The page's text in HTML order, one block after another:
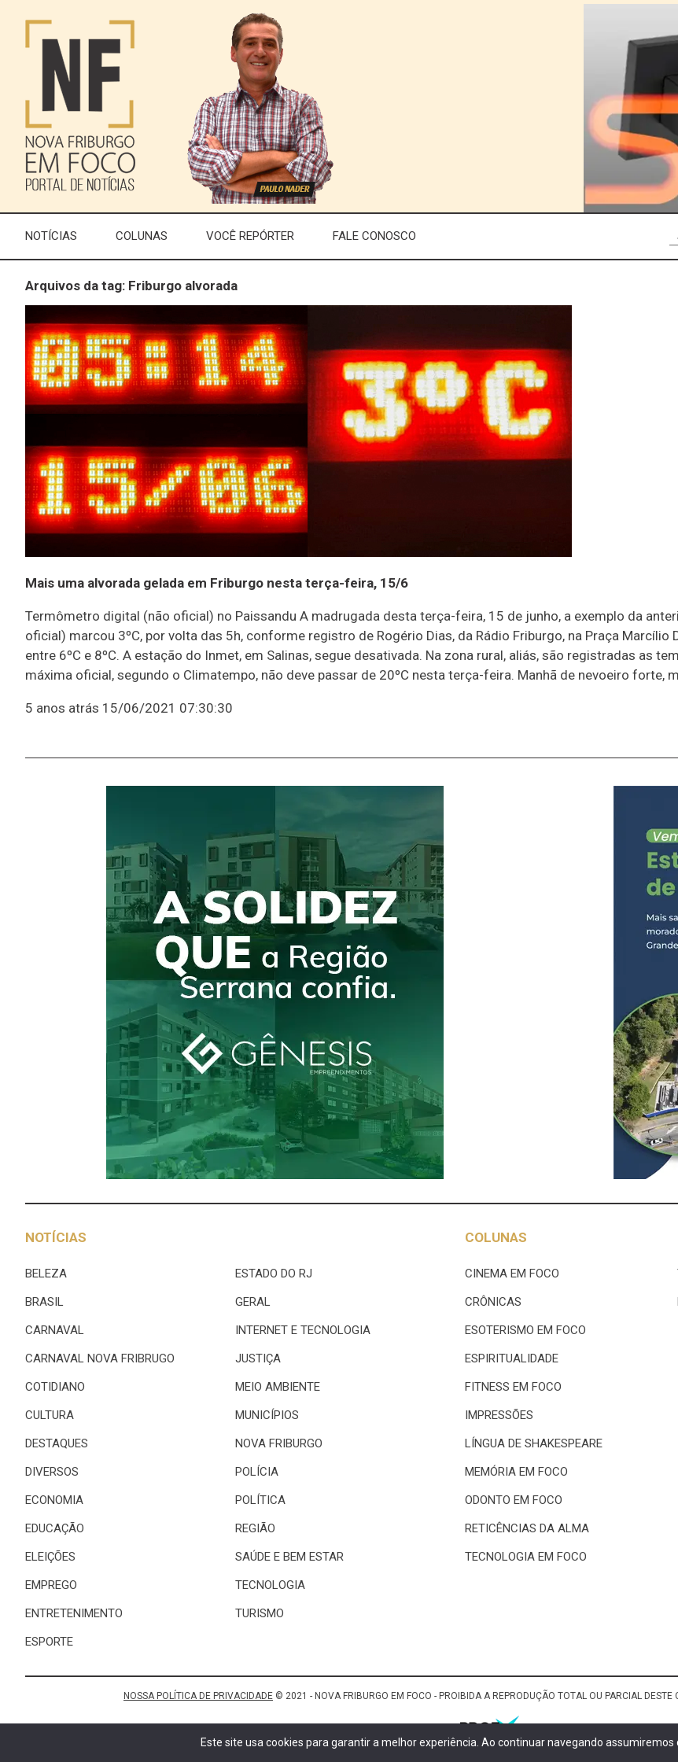
NOTÍCIAS COLUNAS VOCÊ REPÓRTER FALE CONOSCO
Arquivos da tag: Friburgo alvorada
Mais uma alvorada gelada em Friburgo nesta terça-feira, 15/6
Termômetro digital (não oficial) no Paissandu A madrugada desta terça-feira, 15 de junho, a exemplo da
oficial) marcou 3ºC, por volta das 5h, conforme registro de Rogério Dias, da Rádio Friburgo, na Praça
entre 6ºC e 8ºC. A estação do Inmet, em Salinas, segue desativada. Na zona rural, aliás, são registradas as
máxima oficial, segundo o Climatempo, não deve passar de 20ºC nesta terça-feira. Manhã de nevoeiro forte,
5 anos atrás 15/06/2021 07:30:30
NOTÍCIAS
BELEZA
BRASIL
CARNAVAL
CARNAVAL NOVA FRIBRUGO
COTIDIANO
CULTURA
DESTAQUES
DIVERSOS
ECONOMIA
EDUCAÇÃO
ELEIÇÕES
EMPREGO
ENTRETENIMENTO
ESPORTE
ESTADO DO RJ
GERAL
INTERNET E TECNOLOGIA
JUSTIÇA
MEIO AMBIENTE
MUNICÍPIOS
NOVA FRIBURGO
POLÍCIA
POLÍTICA
REGIÃO
SAÚDE E BEM ESTAR
TECNOLOGIA
TURISMO
COLUNAS
CINEMA EM FOCO
CRÔNICAS
ESOTERISMO EM FOCO
ESPIRITUALIDADE
FITNESS EM FOCO
IMPRESSÕES
LÍNGUA DE SHAKESPEARE
MEMÓRIA EM FOCO
ODONTO EM FOCO
RETICÊNCIAS DA ALMA
TECNOLOGIA EM FOCO
NOSSA POLÍTICA DE PRIVACIDADE © 2021 - NOVA FRIBURGO EM FOCO - PROIBIDA A REPRODUÇÃO TOTAL OU PARCIAL
Este site usa cookies para garantir a melhor experiência. Ao continuar navegando